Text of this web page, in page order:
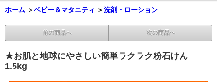
ホーム ＞ベビー＆マタニティ ＞洗剤・ローション
前の商品へ 次の商品へ
★お肌と地球にやさしい簡単ラクラク粉石けん
1.5kg